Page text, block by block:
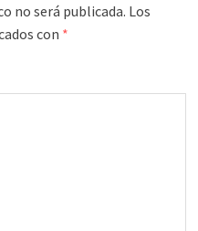
no será publicada. Los
con *